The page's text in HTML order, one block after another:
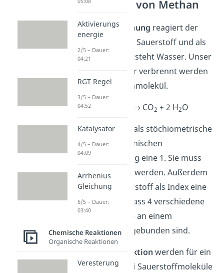
Verbrennung von Methan
Bei einerVerbrennung reagiert der
Ausgangsstoff mit Sauerstoff und als
Nebenprodukt entsteht Wasser. Unser
Ausgangsstoff, der verbrennt werden
soll, ist ein Methanmolekül.
CH
CO2 + 2 H2O
Methan(CH4) hat als stöchiometrische
Zahl in dieser chemischen
Reaktionsgleichung eine 1. Sie muss
nicht geschrieben werden. Außerdem
besitzt der Wasserstoff als Index eine
4. Das bedeutet, dass 4 verschiedene
Wasserstoffatome an einem
Kohlenstoffatom gebunden sind.
Beispielreaktion werden für ein
Methan (CH ) zwei Sauerstoffmoleküle
Aktivierungs
energie
2/5 – Dauer:
04:21
RGT Regel
3/5 – Dauer:
04:52
Katalysator
4/5 – Dauer:
04:09
Arrhenius
Gleichung
5/5 – Dauer:
03:40
Chemische Reaktionen
Organische Reaktionen
Veresterung